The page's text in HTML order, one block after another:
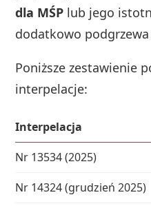
dla MŚP lub jego
dodatkowo
Poniższe zestawienie
interpelacje:
Interpelacja
Nr 13534 (2025)
Nr 14324 (grudzień 2025)